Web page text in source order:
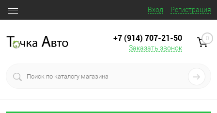
Вход Регистрация
+7 (914) 707‒21‒50
Заказать звонок
0